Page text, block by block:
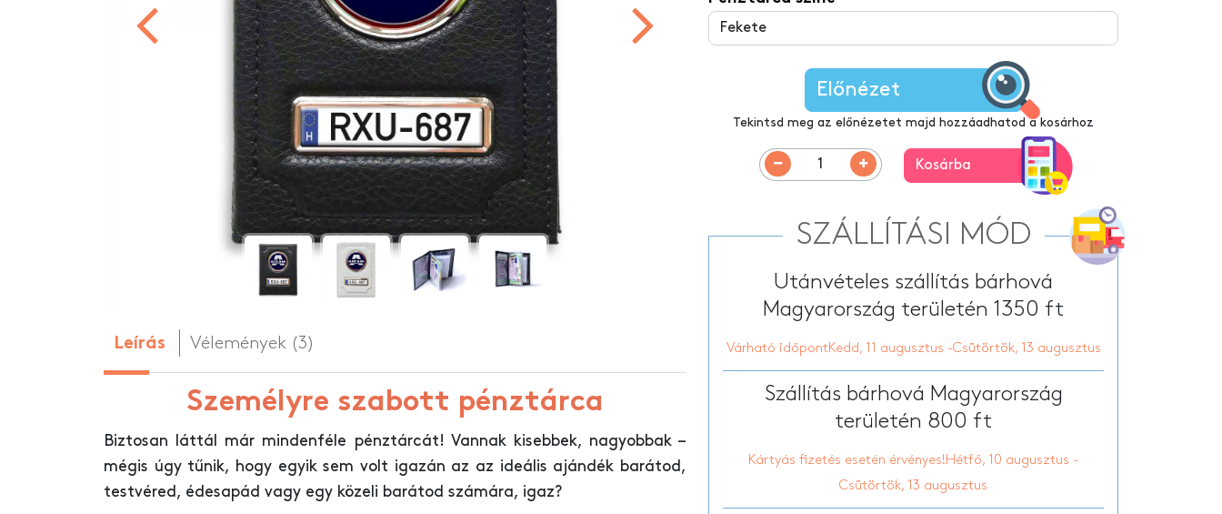
Személyre szabott sporttáska
Személyre szabott hátizsákok
HOT
Személyre szabott tolltartó
HOT
Személyre szabott párnák
Személyre szabott nyári papucs
Testreszabott konyhai kötény
Leírás Vélemények (3)
Személyre szabott pénztárca
Biztosan láttál már mindenféle pénztárcát! Vannak kisebbek, nagyobbak –
mégis úgy tűnik, hogy egyik sem volt igazán az az ideális ajándék barátod,
testvéred, édesapád vagy egy közeli barátod számára, igaz?
Előnézet
Tekintsd meg az előnézetet majd hozzáadhatod a kosárhoz
Kosárba
SZÁLLÍTÁSI MÓD
Utánvételes szállítás bárhová
Magyarország területén 1350 ft
Várható időpontKedd, 11 augusztus -Csütörtök, 13 augusztus
Szállítás bárhová Magyarország
területén 800 ft
Kártyás fizetés esetén érvényes!Hétfő, 10 augusztus -
Csütörtök, 13 augusztus